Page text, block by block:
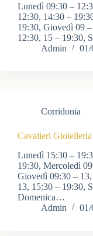
Lunedì 09:30 –
12:30, 14:30 –
19:30, Giovedì 09
12:30, 15 – 19:30,
Admin
01/
Corridonia
Cavalieri
Lunedì 15:30 –
19:30, Mercoledì
Giovedì 09:30 –
13, 15:30 – 19:30,
Domenica…
Admin
01/